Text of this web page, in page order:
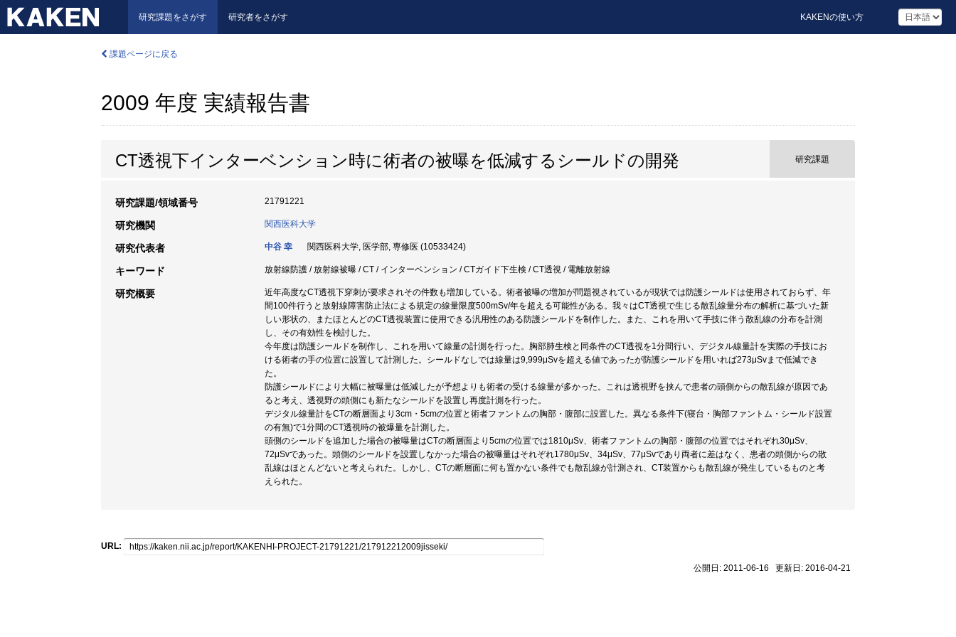
研究課題をさがす 研究者をさがす KAKENの使い方
課題ページに戻る
2009 年度 実績報告書
CT透視下インターベンション時に術者の被曝を低減するシールドの開発 研究課題
研究課題/領域番号 21791221
研究機関 関西医科大学
研究代表者 中谷 幸 関西医科大学, 医学部, 専修医 (10533424)
キーワード 放射線防護 / 放射線被曝 / CT / インターベンション / CTガイド下生検 / CT透視 / 電離放射線
研究概要
近年高度なCT透視下穿刺が要求されその件数も増加している。術者被曝の増加が問題視されているが現状では防護シールドは使用されておらず、年
間100件行うと放射線障害防止法による規定の線量限度500mSv/年を超える可能性がある。我々はCT透視で生じる散乱線量分布の解析に基づいた新
しい形状の、またほとんどのCT透視装置に使用できる汎用性のある防護シールドを制作した。また、これを用いて手技に伴う散乱線の分布を計測
し、その有効性を検討した。
今年度は防護シールドを制作し、これを用いて線量の計測を行った。胸部肺生検と同条件のCT透視を1分間行い、デジタル線量計を実際の手技にお
ける術者の手の位置に設置して計測した。シールドなしでは線量は9,999μSvを超える値であったが防護シールドを用いれば273μSvまで低減でき
た。
防護シールドにより大幅に被曝量は低減したが予想よりも術者の受ける線量が多かった。これは透視野を挟んで患者の頭側からの散乱線が原因であ
ると考え、透視野の頭側にも新たなシールドを設置し再度計測を行った。
デジタル線量計をCTの断層面より3cm・5cmの位置と術者ファントムの胸部・腹部に設置した。異なる条件下(寝台・胸部ファントム・シールド設置
の有無)で1分間のCT透視時の被爆量を計測した。
頭側のシールドを追加した場合の被曝量はCTの断層面より5cmの位置では1810μSv、術者ファントムの胸部・腹部の位置ではそれぞれ30μSv、
72μSvであった。頭側のシールドを設置しなかった場合の被曝量はそれぞれ1780μSv、34μSv、77μSvであり両者に差はなく、患者の頭側からの散
乱線はほとんどないと考えられた。しかし、CTの断層面に何も置かない条件でも散乱線が計測され、CT装置からも散乱線が発生しているものと考
えられた。
URL:
公開日: 2011-06-16 更新日: 2016-04-21